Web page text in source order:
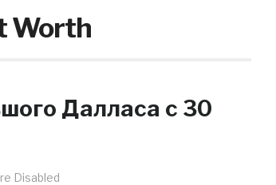
Worth
Далласа c 30
Disabled